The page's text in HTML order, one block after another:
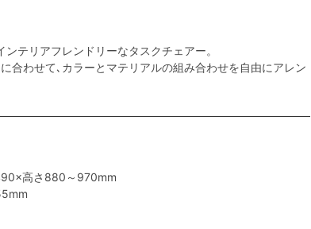
テリアフレンドリーなタスクチェアー。
合わせて､カラーとマテリアルの組み合わせを自由にアレン
高さ880～970mm